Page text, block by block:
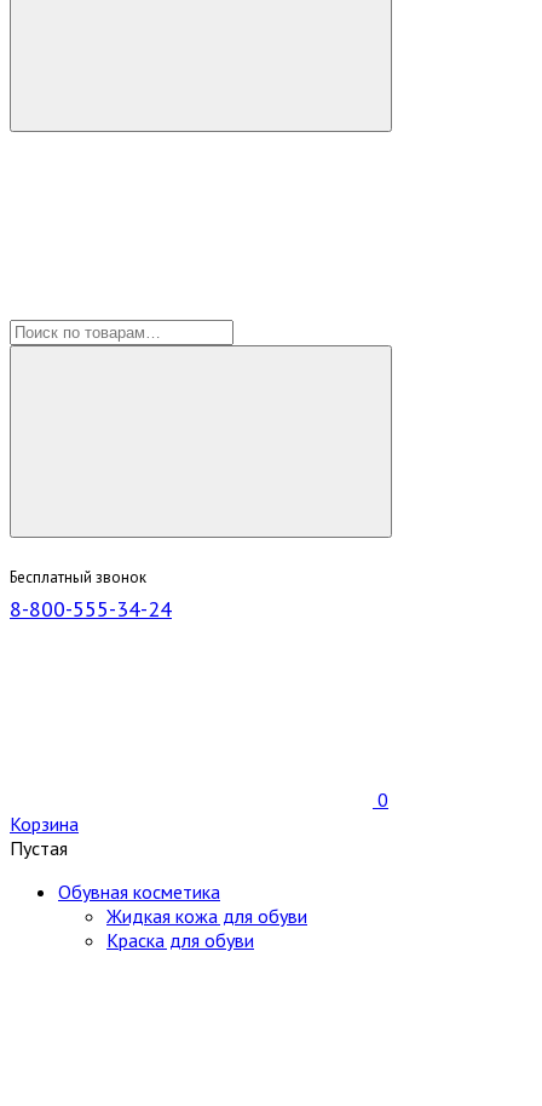
Бесплатный звонок
8-800-555-34-24
0
Корзина
Пустая
Обувная косметика
Жидкая кожа для обуви
Краска для обуви